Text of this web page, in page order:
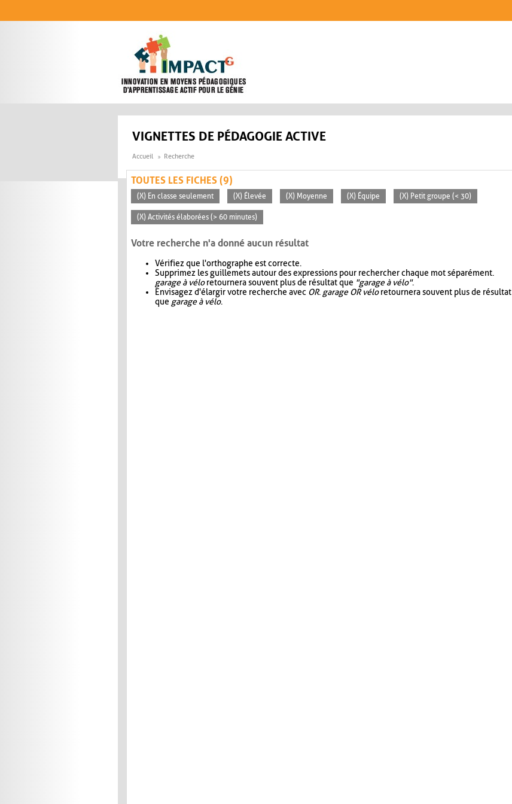
VIGNETTES DE PÉDAGOGIE ACTIVE
Accueil Recherche
TOUTES LES FICHES (9)
(X) En classe seulement (X) Élevée (X) Moyenne (X) Équipe (X) Petit groupe (< 30)
(X) Activités élaborées (> 60 minutes)
Votre recherche n'a donné aucun résultat
Vérifiez que l'orthographe est correcte.
Supprimez les guillemets autour des expressions pour rechercher chaque mot séparément.
garage à véloretournera souvent plus de résultat que "garage à vélo".
Envisagez d'élargir votre recherche avec OR. garage OR véloretournera souvent plus de résultat
que garage à vélo.